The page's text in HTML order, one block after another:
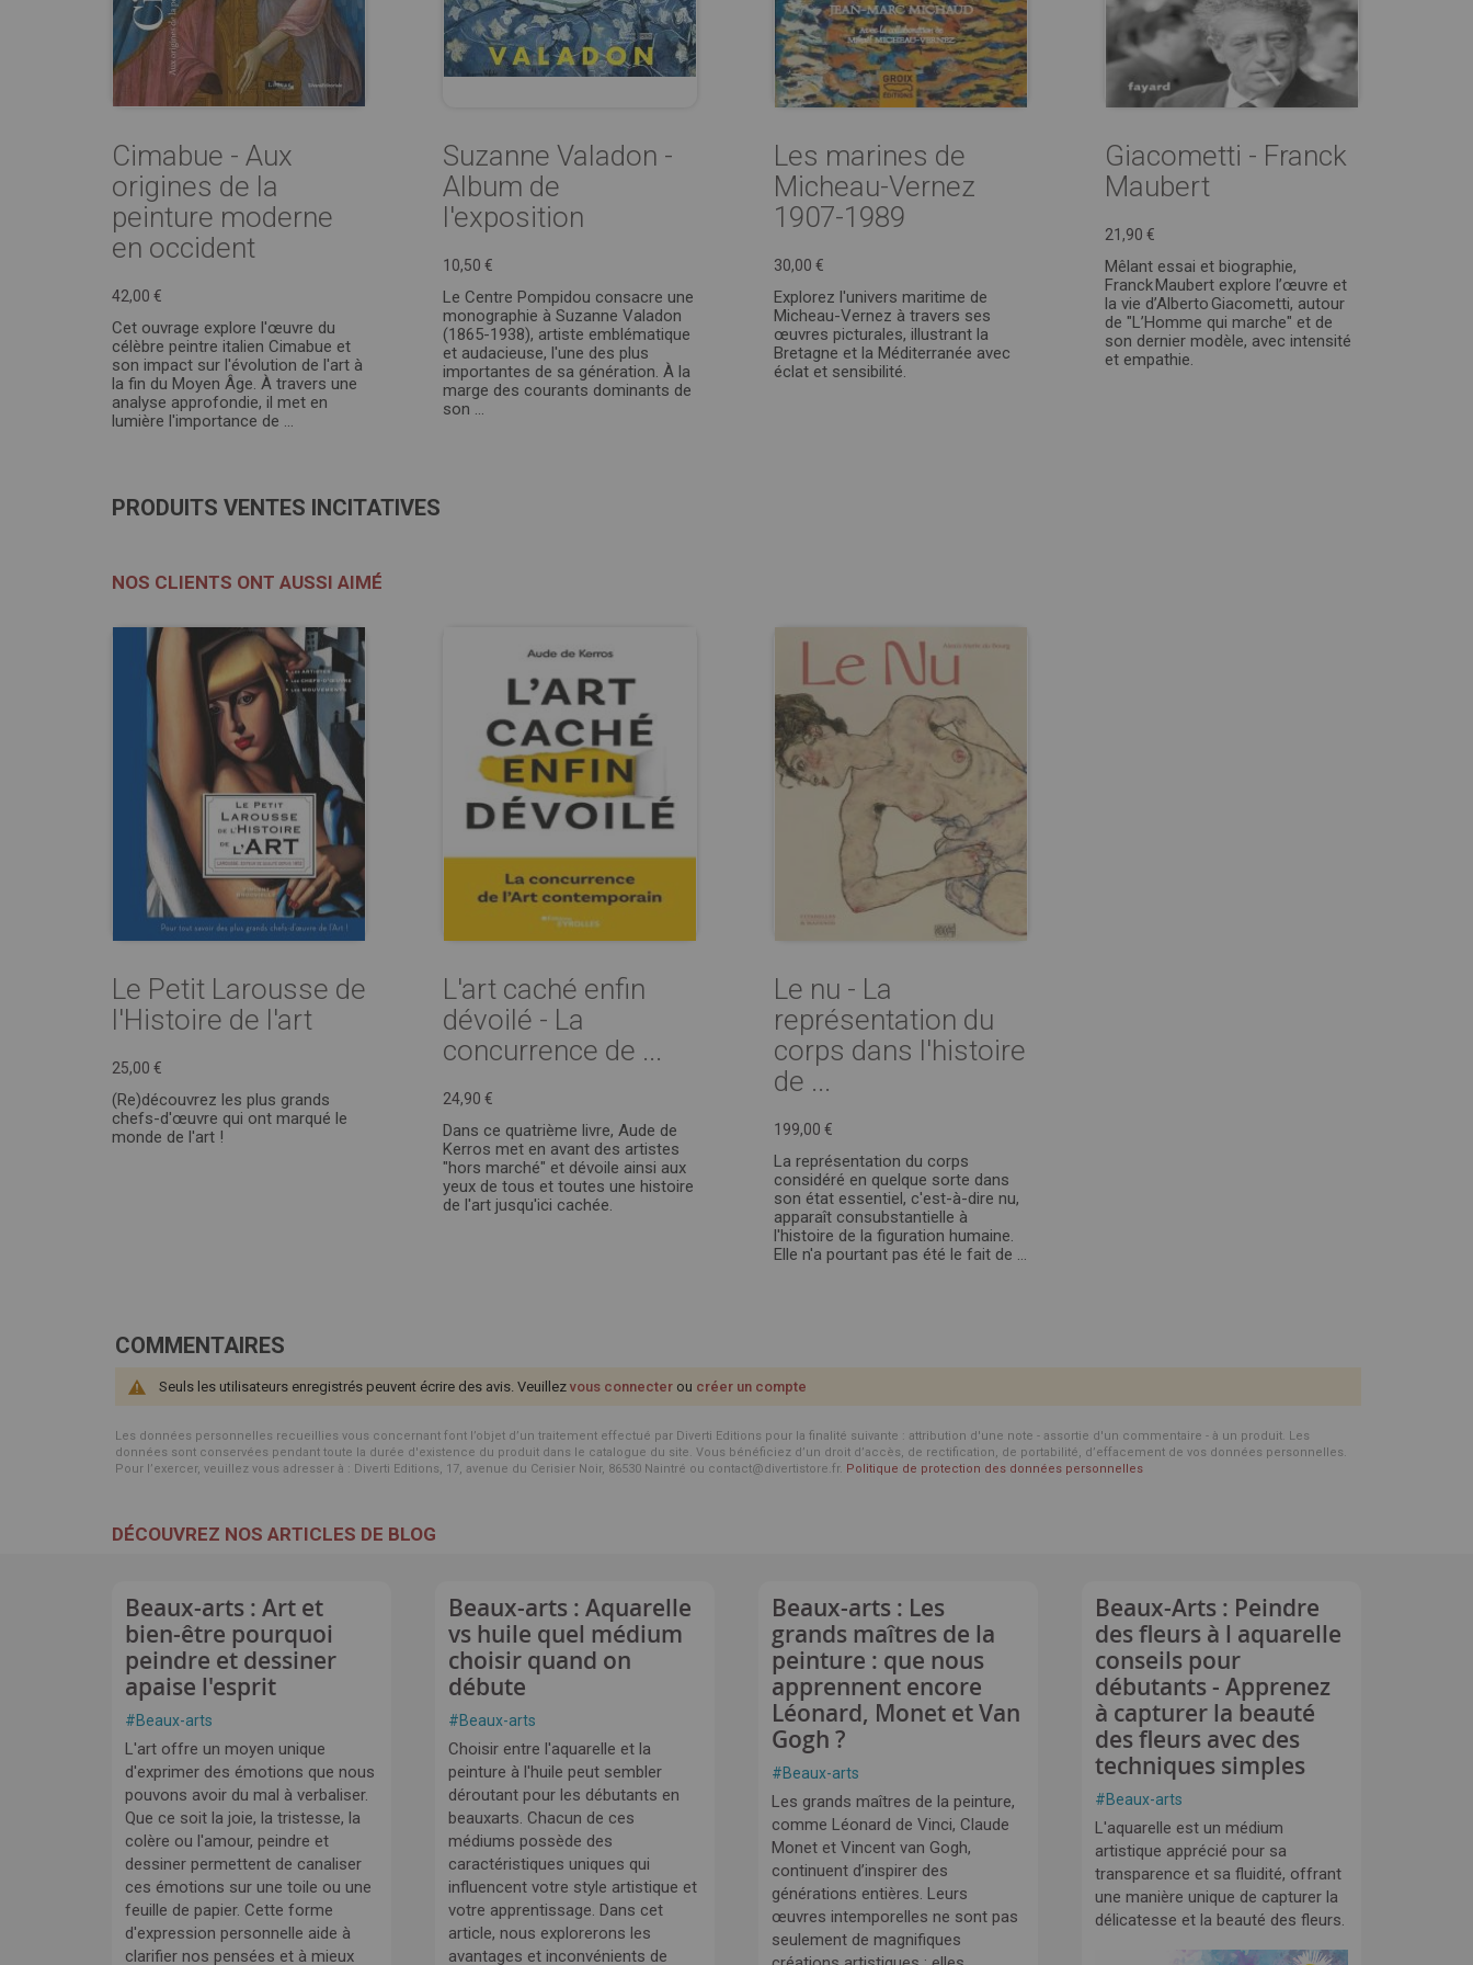
Cimabue - Aux
origines de la
peinture moderne
en occident
42,00 €
Cet ouvrage explore l'œuvre du
célèbre peintre italien Cimabue et
son impact sur l'évolution de l'art à
la fin du Moyen Âge. À travers une
analyse approfondie, il met en
lumière l'importance de ...
Suzanne Valadon -
Album de
l'exposition
10,50 €
Le Centre Pompidou consacre une
monographie à Suzanne Valadon
(1865-1938), artiste emblématique
et audacieuse, l'une des plus
importantes de sa génération. À la
marge des courants dominants de
son ...
Les marines de
Micheau-Vernez
1907-1989
30,00 €
Explorez l'univers maritime de
Micheau-Vernez à travers ses
œuvres picturales, illustrant la
Bretagne et la Méditerranée avec
éclat et sensibilité.
Giacometti - Franck
Maubert
21,90 €
Mêlant essai et biographie,
Franck Maubert explore l’œuvre et
la vie d’Alberto Giacometti, autour
de "L’Homme qui marche" et de
son dernier modèle, avec intensité
et empathie.
PRODUITS VENTES INCITATIVES
NOS CLIENTS ONT AUSSI AIMÉ
Le Petit Larousse de
l'Histoire de l'art
25,00 €
(Re)découvrez les plus grands
chefs-d'œuvre qui ont marqué le
monde de l'art !
L'art caché enfin
dévoilé - La
concurrence de ...
24,90 €
Dans ce quatrième livre, Aude de
Kerros met en avant des artistes
"hors marché" et dévoile ainsi aux
yeux de tous et toutes une histoire
de l'art jusqu'ici cachée.
Le nu - La
représentation du
corps dans l'histoire
de ...
199,00 €
La représentation du corps
considéré en quelque sorte dans
son état essentiel, c'est-à-dire nu,
apparaît consubstantielle à
l'histoire de la figuration humaine.
Elle n'a pourtant pas été le fait de ...
COMMENTAIRES
Seuls les utilisateurs enregistrés peuvent écrire des avis. Veuillez vous connecter ou créer un compte
Les données personnelles recueillies vous concernant font l’objet d’un traitement effectué par Diverti Editions pour la finalité suivante : attribution d'une note - assortie d'un commentaire - à un produit. Les
données sont conservées pendant toute la durée d'existence du produit dans le catalogue du site. Vous bénéficiez d’un droit d’accès, de rectification, de portabilité, d’effacement de vos données personnelles.
Pour l’exercer, veuillez vous adresser à : Diverti Editions, 17, avenue du Cerisier Noir, 86530 Naintré ou contact@divertistore.fr. Politique de protection des données personnelles
DÉCOUVREZ NOS ARTICLES DE BLOG
Beaux-arts : Art et
bien-être pourquoi
peindre et dessiner
apaise l'esprit
#Beaux-arts
L'art offre un moyen unique
d'exprimer des émotions que nous
pouvons avoir du mal à verbaliser.
Que ce soit la joie, la tristesse, la
colère ou l'amour, peindre et
dessiner permettent de canaliser
ces émotions sur une toile ou une
feuille de papier. Cette forme
d'expression personnelle aide à
clarifier nos pensées et à mieux
Beaux-arts : Aquarelle
vs huile quel médium
choisir quand on
débute
#Beaux-arts
Choisir entre l'aquarelle et la
peinture à l'huile peut sembler
déroutant pour les débutants en
beauxarts. Chacun de ces
médiums possède des
caractéristiques uniques qui
influencent votre style artistique et
votre apprentissage. Dans cet
article, nous explorerons les
avantages et inconvénients de
Beaux-arts : Les
grands maîtres de la
peinture : que nous
apprennent encore
Léonard, Monet et Van
Gogh ?
#Beaux-arts
Les grands maîtres de la peinture,
comme Léonard de Vinci, Claude
Monet et Vincent van Gogh,
continuent d’inspirer des
générations entières. Leurs
œuvres intemporelles ne sont pas
seulement de magnifiques
Beaux-Arts : Peindre
des fleurs à l aquarelle
conseils pour
débutants - Apprenez
à capturer la beauté
des fleurs avec des
techniques simples
#Beaux-arts
L'aquarelle est un médium
artistique apprécié pour sa
transparence et sa fluidité, offrant
une manière unique de capturer la
délicatesse et la beauté des fleurs.